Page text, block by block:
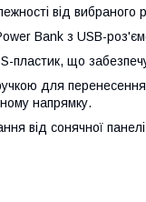
від вибраного
Bank з USB-
що
для
напрямку.
від сонячної